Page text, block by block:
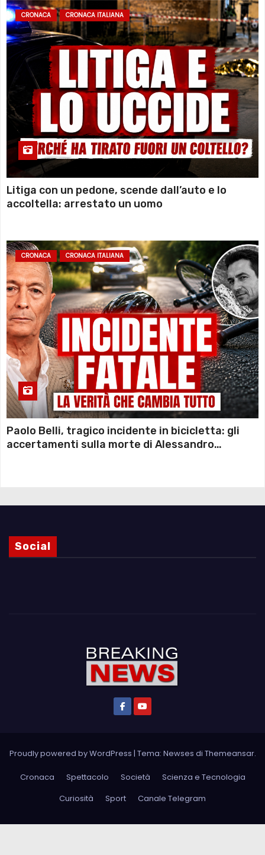
CRONACA CRONACA ITALIANA
Litiga con un pedone, scende dall’auto e lo
accoltella: arrestato un uomo
CRONACA CRONACA ITALIANA
Paolo Belli, tragico incidente in bicicletta: gli
accertamenti sulla morte di Alessandro
Social
Proudly powered by WordPress | Tema: Newses di Themeansar.
Cronaca Spettacolo Società
Scienza e Tecnologia
Curiosità
Sport Canale Telegram